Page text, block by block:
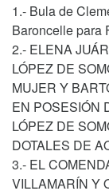
1.- Bula de
Baroncelle para
2.- ELENA
LÓPEZ DE
MUJER Y
EN POSESIÓN
LÓPEZ DE
DOTALES DE
3.- EL
VILLAMARÍN Y